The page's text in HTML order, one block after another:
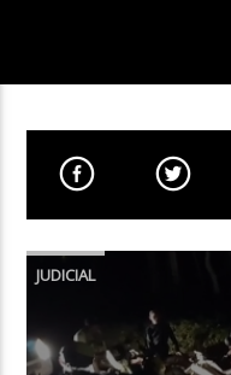
CANCIÓN ACTUAL
TÍTULO
ARTISTA
JUDICIAL